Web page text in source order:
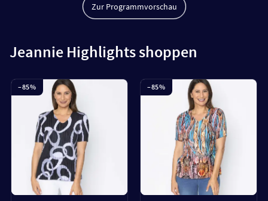
Zur Programmvorschau
Jeannie Highlights shoppen
–85% –85%